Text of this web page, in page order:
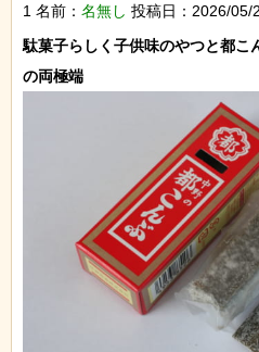
1 名前： 名無し 投稿日：2026/05/
駄菓子らしく子供味のやつと都こ